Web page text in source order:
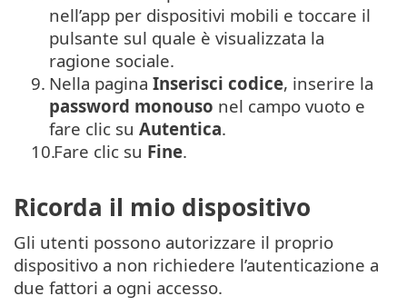
nell’app per dispositivi mobili e toccare il
pulsante sul quale è visualizzata la
ragione sociale.
9. Nella pagina Inserisci codice, inserire la
password monouso nel campo vuoto e
fare clic su Autentica.
10.Fare clic su Fine.
Ricorda il mio dispositivo
Gli utenti possono autorizzare il proprio
dispositivo a non richiedere l’autenticazione a
due fattori a ogni accesso.